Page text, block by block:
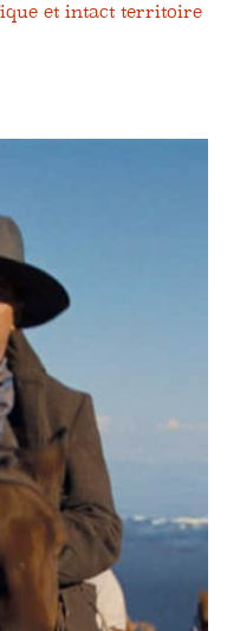
et intact territoire